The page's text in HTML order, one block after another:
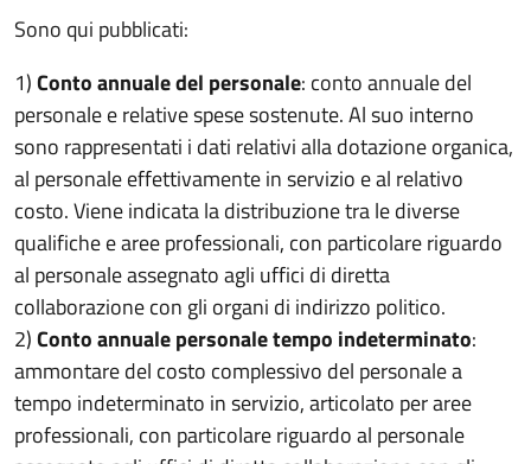
Sono qui pubblicati:
1)Conto annuale del personale: conto annuale del
personale e relative spese sostenute. Al suo interno
sono rappresentati i dati relativi alla dotazione organica,
al personale effettivamente in servizio e al relativo
costo. Viene indicata la distribuzione tra le diverse
qualifiche e aree professionali, con particolare riguardo
al personale assegnato agli uffici di diretta
collaborazione con gli organi di indirizzo politico.
2)Conto annuale personale tempo indeterminato:
ammontare del costo complessivo del personale a
tempo indeterminato in servizio, articolato per aree
professionali, con particolare riguardo al personale